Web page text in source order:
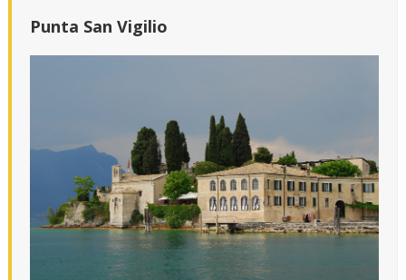
Punta San Vigilio